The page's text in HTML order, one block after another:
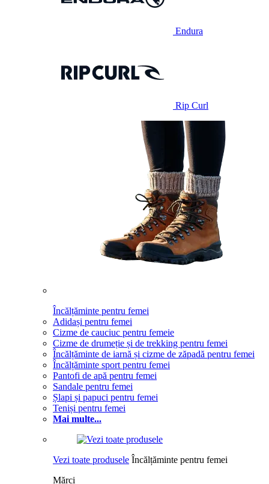
Endura
Rip Curl
Încălțăminte pentru femei
Adidași pentru femei
Cizme de cauciuc pentru femeie
Cizme de drumeție și de trekking pentru femei
Încălțăminte de iarnă și cizme de zăpadă pentru femei
Încălțăminte sport pentru femei
Pantofi de apă pentru femei
Sandale pentru femei
Șlapi și papuci pentru femei
Teniși pentru femei
Mai multe...
Vezi toate produsele Încălțăminte pentru femei
Mărci